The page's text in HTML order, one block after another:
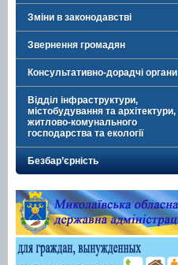
Зміни в законодавстві
Звернення громадян
Консультативно-дорадчі органи
Відділ інфраструктури,
містобудування та архітектури,
житлово-комунального
господарства та екології
Безбар’єрність